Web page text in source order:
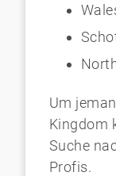
Um
Kingdom
Suche
Profis.